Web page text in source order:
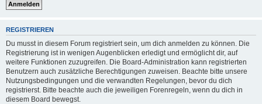
REGISTRIEREN
Du musst in diesem Forum registriert sein, um dich anmelden zu können. Die
Registrierung ist in wenigen Augenblicken erledigt und ermöglicht dir, auf
weitere Funktionen zuzugreifen. Die Board-Administration kann registrierten
Benutzern auch zusätzliche Berechtigungen zuweisen. Beachte bitte unsere
Nutzungsbedingungen und die verwandten Regelungen, bevor du dich
registrierst. Bitte beachte auch die jeweiligen Forenregeln, wenn du dich in
diesem Board bewegst.